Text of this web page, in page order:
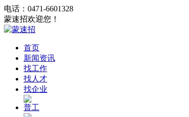
电话：0471-6601328
蒙速招欢迎您！
首页
新闻资讯
找工作
找人才
找企业
普工